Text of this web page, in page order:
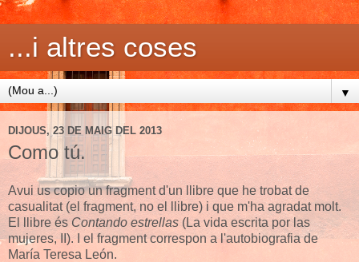
...i altres coses
▼
DIJOUS, 23 DE MAIG DEL 2013
Como tú.
Avui us copio un fragment d'un llibre que he trobat de
casualitat (el fragment, no el llibre) i que m'ha agradat molt.
El llibre és Contando estrellas (La vida escrita por las
mujeres, II). I el fragment correspon a l'autobiografia de
María Teresa León.